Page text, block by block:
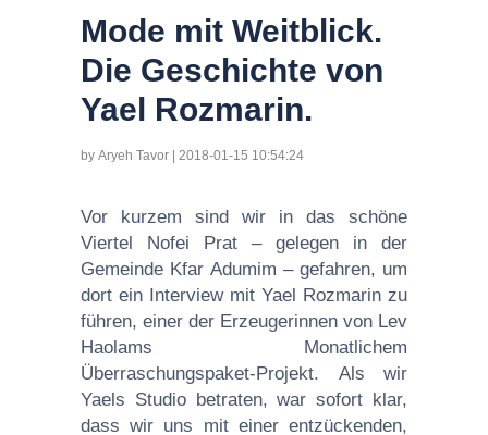
Mode mit Weitblick.
Die Geschichte von
Yael Rozmarin.
by Aryeh Tavor | 2018-01-15 10:54:24
Vor kurzem sind wir in das schöne
Viertel Nofei Prat – gelegen in der
Gemeinde Kfar Adumim – gefahren, um
dort ein Interview mit Yael Rozmarin zu
führen, einer der Erzeugerinnen von Lev
Haolams Monatlichem
Überraschungspaket-Projekt. Als wir
Yaels Studio betraten, war sofort klar,
dass wir uns mit einer entzückenden,